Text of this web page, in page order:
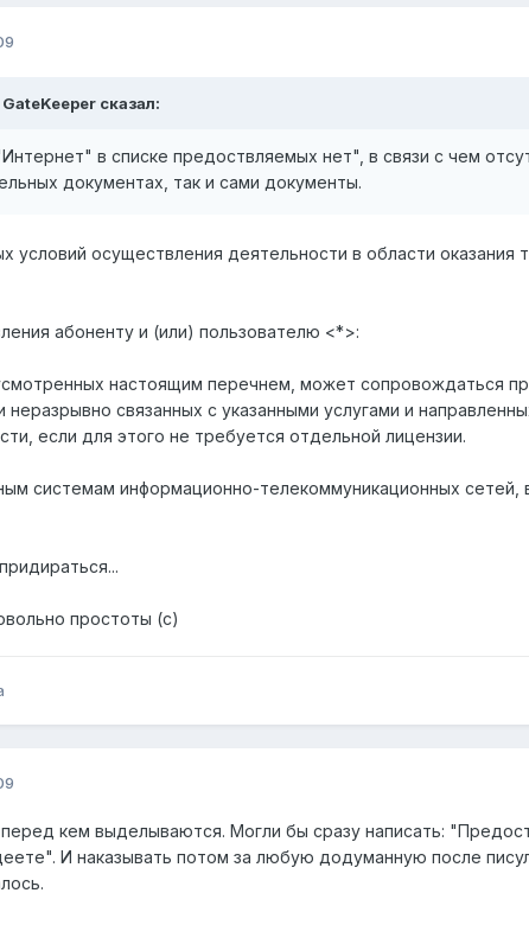
сказал:
в списке предоствляемых нет", в связи с чем
документах, так и сами документы.
условий осуществления деятельности в области оказания
абоненту и (или) пользователю <*>:
настоящим перечнем, может сопровождаться
неразрывно связанных с указанными услугами и
если для этого не требуется отдельной лицензии.
системам информационно-телекоммуникационных сетей,
простоты (с)
кем выделываются. Могли бы сразу написать:
И наказывать потом за любую додуманную после